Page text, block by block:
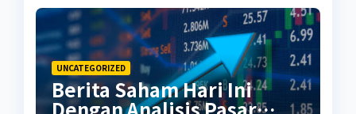
UNCATEGORIZED
Berita Saham Hari Ini